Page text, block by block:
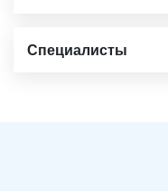
Специалисты